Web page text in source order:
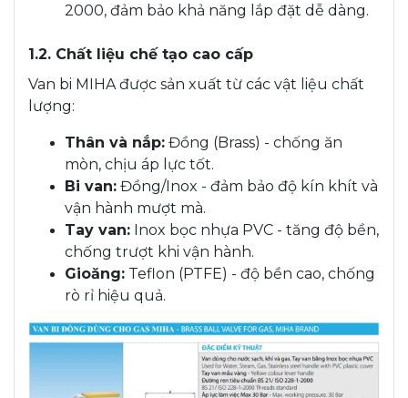
2000, đảm bảo khả năng lắp đặt dễ dàng.
1.2. Chất liệu chế tạo cao cấp
Van bi MIHA được sản xuất từ các vật liệu chất
lượng:
Thân và nắp: Đồng (Brass) - chống ăn
mòn, chịu áp lực tốt.
Bi van: Đồng/Inox - đảm bảo độ kín khít và
vận hành mượt mà.
Tay van: Inox bọc nhựa PVC - tăng độ bền,
chống trượt khi vận hành.
Gioăng: Teflon (PTFE) - độ bền cao, chống
rò rỉ hiệu quả.